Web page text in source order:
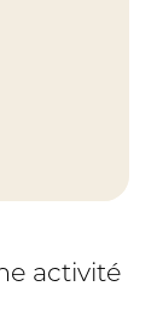
activité